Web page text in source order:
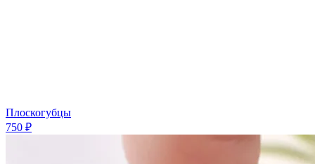
Плоскогубцы
750 ₽